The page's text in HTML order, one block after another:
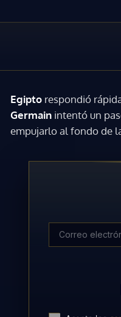
Egipto respondió
Germain intentó un
empujarlo al fondo de